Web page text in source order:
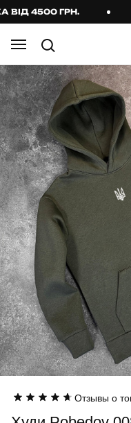
4500 ГРН.
Отзывы о